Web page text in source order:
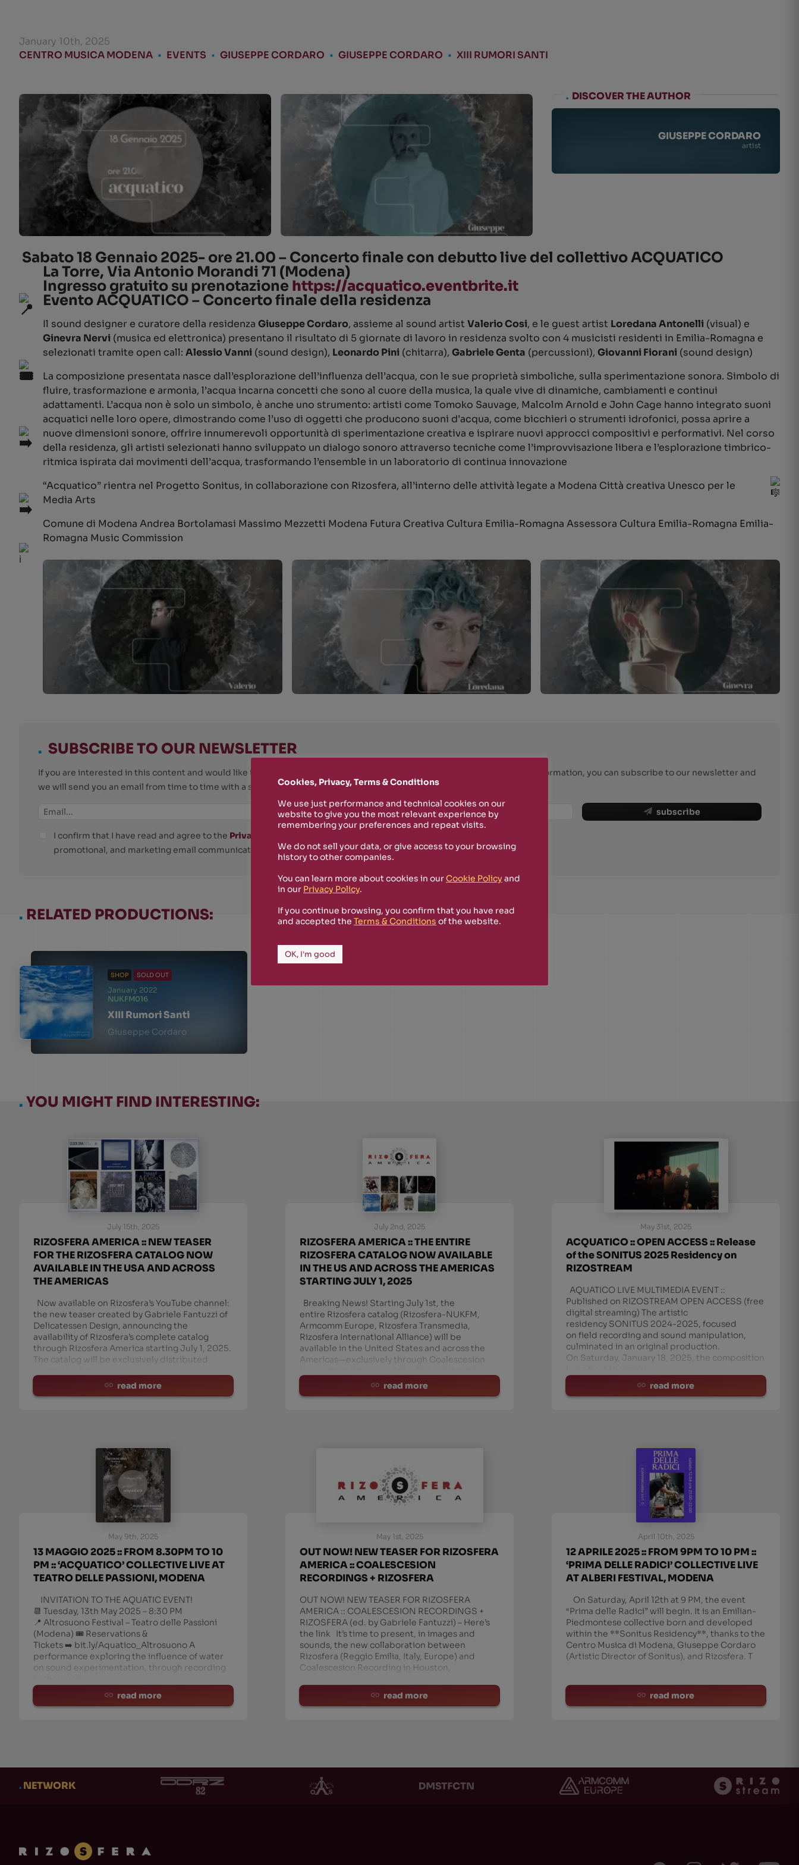
January 10th, 2025
CENTRO MUSICA MODENA • EVENTS • GIUSEPPE CORDARO • GIUSEPPE CORDARO • XIII RUMORI SANTI
. DISCOVER THE AUTHOR
GIUSEPPE CORDARO
artist
Sabato 18 Gennaio 2025- ore 21.00 – Concerto finale con debutto live del collettivo ACQUATICO
La Torre, Via Antonio Morandi 71 (Modena)
Ingresso gratuito su prenotazione https://acquatico.eventbrite.it
EventoACQUATICO – Concerto finale della residenza
Il sound designer e curatore della residenza Giuseppe Cordaro, assieme al sound artist Valerio Cosi, e le guest artist Loredana Antonelli (visual) e
Ginevra Nervi (musica ed elettronica) presentano il risultato di 5 giornate di lavoro in residenza svolto con 4 musicisti residenti in Emilia-Romagna e
selezionati tramite open call: Alessio Vanni (sound design), Leonardo Pini (chitarra), Gabriele Genta (percussioni), Giovanni Fiorani (sound design)
La composizione presentata nasce dall’esplorazione dell’influenza dell’acqua, con le sue proprietà simboliche, sulla sperimentazione sonora. Simbolo di
fluire, trasformazione e armonia, l’acqua incarna concetti che sono al cuore della musica, la quale vive di dinamiche, cambiamenti e continui
adattamenti. L’acqua non è solo un simbolo, è anche uno strumento: artisti come Tomoko Sauvage, Malcolm Arnold e John Cage hanno integrato suoni
acquatici nelle loro opere, dimostrando come l’uso di oggetti che producono suoni d’acqua, come bicchieri o strumenti idrofonici, possa aprire a
nuove dimensioni sonore, offrire innumerevoli opportunità di sperimentazione creativa e ispirare nuovi approcci compositivi e performativi. Nel corso
della residenza, gli artisti selezionati hanno sviluppato un dialogo sonoro attraverso tecniche come l’improvvisazione libera e l’esplorazione timbrico-
ritmica ispirata dai movimenti dell’acqua, trasformando l’ensemble in un laboratorio di continua innovazione
“Acquatico” rientra nel Progetto Sonitus, in collaborazione con Rizosfera, all’interno delle attività legate a Modena Città creativa Unesco per le
Media Arts
Comune di Modena Andrea Bortolamasi Massimo Mezzetti Modena Futura Creativa Cultura Emilia-Romagna Assessora Cultura Emilia-Romagna Emilia-
Romagna Music Commission
. SUBSCRIBE TO OUR NEWSLETTER
If you are interested in this content and would like to stay up-to-date on new Rizosfera productions, events and other information, you can subscribe to our newsletter and
we will send you an email from time to time with a summary of the latest news you may have missed.
subscribe
I confirm that I have read and agree to the Privacy Policy
promotional, and marketing email communications from Rizosfera.
. RELATED PRODUCTIONS:
SHOP SOLD OUT
January 2022
NUKFM016
XIII Rumori Santi
Giuseppe Cordaro
. YOU MIGHT FIND INTERESTING:
July 15th, 2025
RIZOSFERA AMERICA :: NEW TEASER
FOR THE RIZOSFERA CATALOG NOW
AVAILABLE IN THE USA AND ACROSS
THE AMERICAS
Now available on Rizosfera’s YouTube channel:
the new teaser created by Gabriele Fantuzzi of
Delicatessen Design, announcing the
availability of Rizosfera’s complete catalog
through Rizosfera America starting July 1, 2025.
The catalog will be exclusively distributed
read more
July 2nd, 2025
RIZOSFERA AMERICA :: THE ENTIRE
RIZOSFERA CATALOG NOW AVAILABLE
IN THE US AND ACROSS THE AMERICAS
STARTING JULY 1, 2025
Breaking News! Starting July 1st, the
entire Rizosfera catalog (Rizosfera-NUKFM,
Armcomm Europe, Rizosfera Transmedia,
Rizosfera International Alliance) will be
available in the United States and across the
Americas—exclusively through Coalescesion
read more
May 31st, 2025
ACQUATICO :: OPEN ACCESS :: Release
of the SONITUS 2025 Residency on
RIZOSTREAM
AQUATICO LIVE MULTIMEDIA EVENT ::
Published on RIZOSTREAM OPEN ACCESS (free
digital streaming) The artistic
residency SONITUS 2024-2025, focused
on field recording and sound manipulation,
culminated in an original production.
On Saturday, January 18, 2025, the composition
read more
May 9th, 2025
13 MAGGIO 2025 :: FROM 8.30PM TO 10
PM :: ‘ACQUATICO’ COLLECTIVE LIVE AT
TEATRO DELLE PASSIONI, MODENA
INVITATION TO THE AQUATIC EVENT!
📆 Tuesday, 13th May 2025 – 8:30 PM
📍 Altrosuono Festival – Teatro delle Passioni
(Modena) 🎟️ Reservations &
Tickets ➡️ bit.ly/Aquatico_Altrosuono A
performance exploring the influence of water
on sound experimentation, through recording
read more
May 1st, 2025
OUT NOW! NEW TEASER FOR RIZOSFERA
AMERICA :: COALESCESION
RECORDINGS + RIZOSFERA
OUT NOW! NEW TEASER FOR RIZOSFERA
AMERICA :: COALESCESION RECORDINGS +
RIZOSFERA (ed. by Gabriele Fantuzzi) – Here’s
the link It’s time to present, in images and
sounds, the new collaboration between
Rizosfera (Reggio Emilia, Italy, Europe) and
Coalescesion Recording in Houston,
read more
April 10th, 2025
12 APRILE 2025 :: FROM 9PM TO 10 PM ::
‘PRIMA DELLE RADICI’ COLLECTIVE LIVE
AT ALBERI FESTIVAL, MODENA
On Saturday, April 12th at 9 PM, the event
“Prima delle Radici” will begin. It is an Emilian-
Piedmontese collective born and developed
within the **Sonitus Residency**, thanks to the
Centro Musica di Modena, Giuseppe Cordaro
(Artistic Director of Sonitus), and Rizosfera. T
read more
.NETWORK
Cookies, Privacy, Terms & Conditions
We use just performance and technical cookies on our
website to give you the most relevant experience by
remembering your preferences and repeat visits.
We do not sell your data, or give access to your browsing
history to other companies.
You can learn more about cookies in ourCookie Policy and
in our Privacy Policy.
If you continue browsing, you confirm that you have read
and accepted the Terms & Conditions of the website.
OK, I'm good